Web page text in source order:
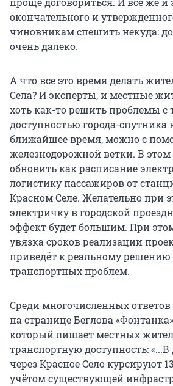
окончательного и
чиновникам спешить некуда:
очень далеко.
А что все это время делать
Села? И эксперты, и местные
хоть как-то решить проблемы с
доступностью города-спутника
ближайшее время, можно с
железнодорожной ветки. В
обновить как расписание
логистику пассажиров от
Красном Селе. Желательно при
электричку в городской
эффект будет большим. При
увязка сроков реализации
приведёт к реальному
транспортных проблем.
Среди многочисленных ответов
на странице Беглова
который лишает местных
транспортную доступность:
через Красное Село курсируют
учётом существующей